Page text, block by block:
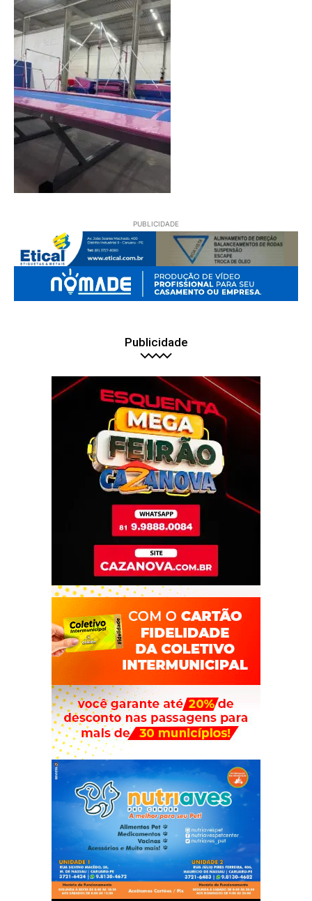
PUBLICIDADE
Publicidade